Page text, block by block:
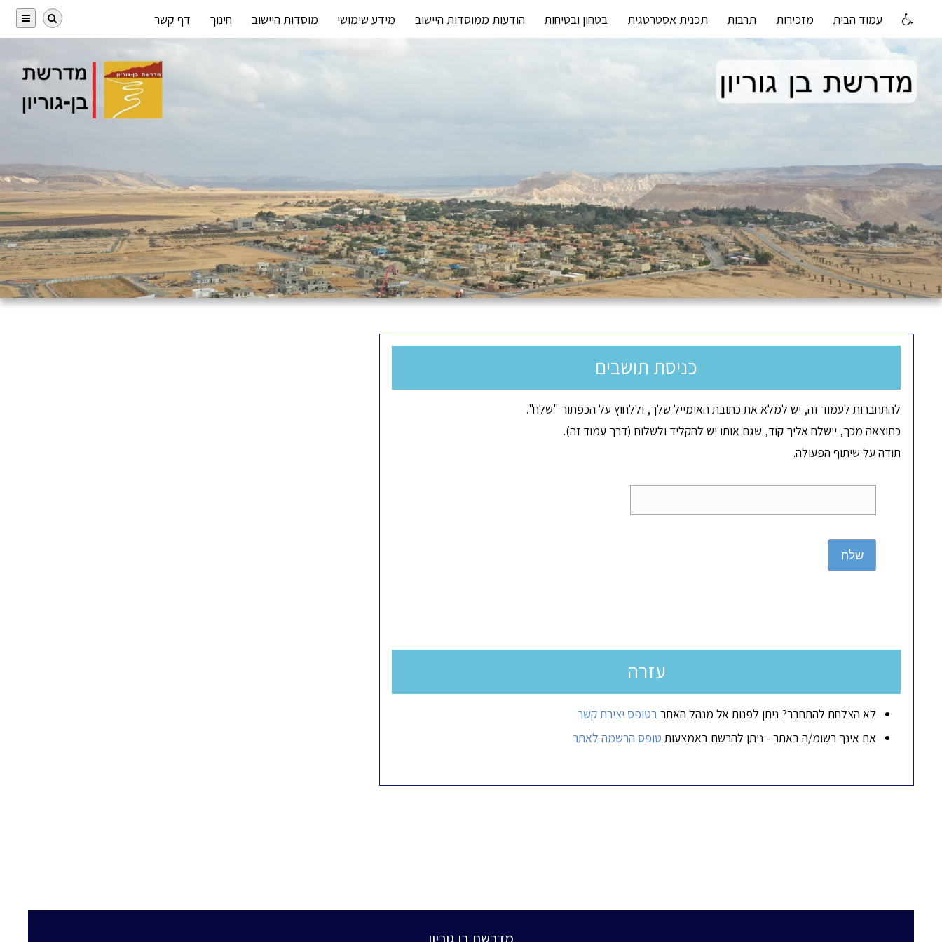
עמוד הבית מזכירות תרבות תכנית אסטרטגית בטחון ובטיחות הודעות ממוסדות היישוב מידע שימושי מוסדות היישוב חינוך דף קשר
כניסת תושבים
להתחברות לעמוד זה, יש למלא את כתובת האימייל שלך, וללחוץ על הכפתור "שלח".
כתוצאה מכך, יישלח אליך קוד, שגם אותו יש להקליד ולשלוח (דרך עמוד זה).
תודה על שיתוף הפעולה.
שלח
עזרה
לא הצלחת להתחבר? ניתן לפנות אל מנהל האתרבטופס יצירת קשר
אם אינך רשומ/ה באתר - ניתן להרשם באמצעות טופס הרשמה לאתר